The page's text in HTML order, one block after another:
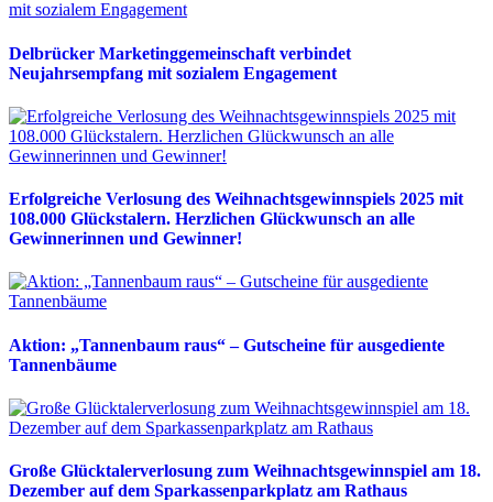
Delbrücker Marketinggemeinschaft verbindet
Neujahrsempfang mit sozialem Engagement
Erfolgreiche Verlosung des Weihnachtsgewinnspiels 2025 mit
108.000 Glückstalern. Herzlichen Glückwunsch an alle
Gewinnerinnen und Gewinner!
Aktion: „Tannenbaum raus“ – Gutscheine für ausgediente
Tannenbäume
Große Glücktalerverlosung zum Weihnachtsgewinnspiel am 18.
Dezember auf dem Sparkassenparkplatz am Rathaus